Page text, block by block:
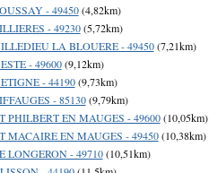
- 49450(4,82km)
- 49230(5,72km)
LA BLOUERE - 49450(7,21km)
- 49600(9,12km)
- 44190(9,73km)
- 85130(9,79km)
PHILBERT EN MAUGES - 49600(10,05km)
MACAIRE EN MAUGES - 49450(10,38km)
LONGERON - 49710(10,51km)